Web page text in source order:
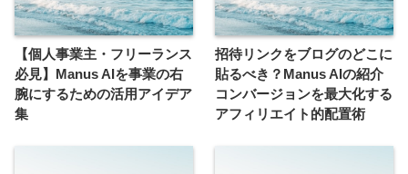
【個人事業主・フリーランス
必見】Manus AIを事業の右
腕にするための活用アイデア
集
招待リンクをブログのどこに
貼るべき？Manus AIの紹介
コンバージョンを最大化する
アフィリエイト的配置術